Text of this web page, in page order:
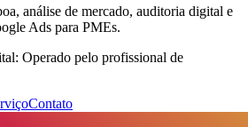
análise de mercado, auditoria digital e
Ads para PMEs.
Operado pelo profissional de
Contato